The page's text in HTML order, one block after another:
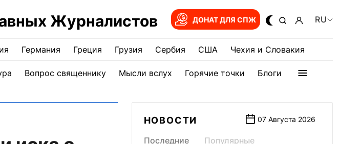
Журналистов ДОНАТ ДЛЯ СПЖ RU
Германия Греция Грузия Сербия США Чехия и Словакия
Вопрос священнику Мысли вслух Горячие точки Блоги
НОВОСТИ 07 Августа 2026
Последние Популярные